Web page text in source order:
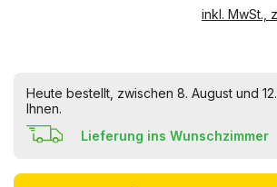
inkl. MwSt.,
Heute bestellt, zwischen 8. August und
Ihnen.
Lieferung ins Wunschzimmer